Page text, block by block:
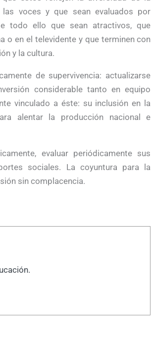
voces y que sean evaluados por
todo ello que sean atractivos, que
o en el televidente y que terminen con
y la cultura.
de supervivencia: actualizarse
considerable tanto en equipo
vinculado a éste: su inclusión en la
alentar la producción nacional e
evaluar periódicamente sus
sociales. La coyuntura para la
sin complacencia.